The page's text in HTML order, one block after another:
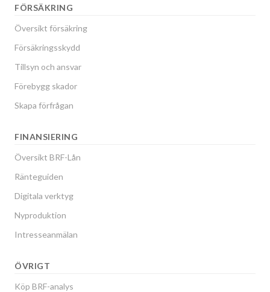
FÖRSÄKRING
Översikt försäkring
Försäkringsskydd
Tillsyn och ansvar
Förebygg skador
Skapa förfrågan
FINANSIERING
Översikt BRF-Lån
Ränteguiden
Digitala verktyg
Nyproduktion
Intresseanmälan
ÖVRIGT
Köp BRF-analys